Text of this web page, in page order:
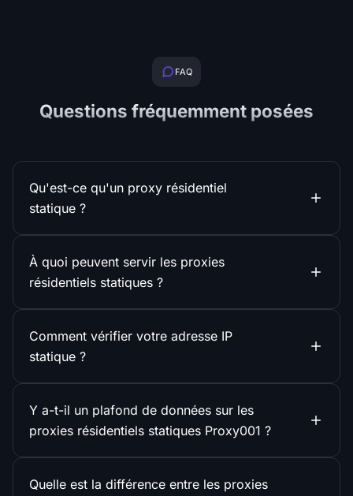
FAQ
Questions fréquemment posées
Qu'est-ce qu'un proxy résidentiel
statique ?
À quoi peuvent servir les proxies
résidentiels statiques ?
Comment vérifier votre adresse IP
statique ?
Y a-t-il un plafond de données sur les
proxies résidentiels statiques Proxy001 ?
Quelle est la différence entre les proxies